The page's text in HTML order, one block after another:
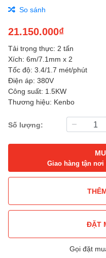
So sánh
21.150.000₫
Tải trọng thực: 2 tấn
Xích: 6m/7.1mm x 2
Tốc độ: 3.4/1.7 mét/phút
Điện áp: 380V
Công suất: 1.5KW
Thương hiệu: Kenbo
Số lượng:
Giao hàng tận nơi
ĐẶT
Gọi đặt